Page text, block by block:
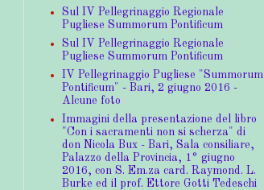
Sul IV Pellegrinaggio Regionale
Pugliese Summorum Pontificum
Sul IV Pellegrinaggio Regionale
Pugliese Summorum Pontificum
IV Pellegrinaggio Pugliese "Summorum
Pontificum" - Bari, 2 giugno 2016 -
Alcune foto
Immagini della presentazione del libro
"Con i sacramenti non si scherza" di
don Nicola Bux - Bari, Sala consiliare,
Palazzo della Provincia, 1° giugno
2016, con S. Em.za card. Raymond. L.
Burke ed il prof. Ettore Gotti Tedeschi